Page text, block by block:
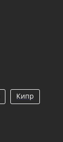
Кипр